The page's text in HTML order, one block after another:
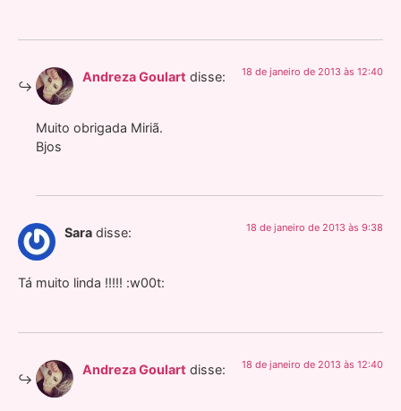
Andreza Goulart disse: 18 de janeiro de 2013 às 12:40
Muito obrigada Miriã.
Bjos
Sara disse: 18 de janeiro de 2013 às 9:38
Tá muito linda !!!!! :w00t:
Andreza Goulart disse: 18 de janeiro de 2013 às 12:40